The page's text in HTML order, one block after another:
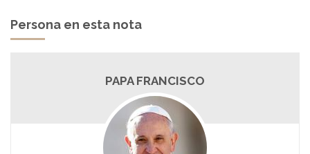
Persona en esta nota
PAPA FRANCISCO